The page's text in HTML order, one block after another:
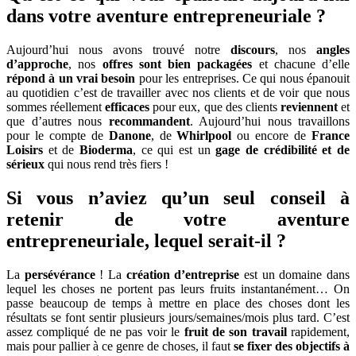
dans votre aventure entrepreneuriale ?
Aujourd’hui nous avons trouvé notre discours, nos angles
d’approche, nos offres sont bien packagées et chacune d’elle
répond à un vrai besoin pour les entreprises. Ce qui nous épanouit
au quotidien c’est de travailler avec nos clients et de voir que nous
sommes réellementefficaces pour eux, que des clients reviennentet
que d’autres nous recommandent. Aujourd’hui nous travaillons
pour le compte de Danone, deWhirlpool ou encore deFrance
Loisirs et de Bioderma, ce qui est ungage de crédibilité et de
sérieux qui nous rend très fiers !
Si vous n’aviez qu’un seul conseil à
retenir de votre aventure
entrepreneuriale, lequel serait-il ?
La persévérance! La création d’entreprise est un domaine dans
lequel les choses ne portent pas leurs fruits instantanément… On
passe beaucoup de temps à mettre en place des choses dont les
résultats se font sentir plusieurs jours/semaines/mois plus tard. C’est
assez compliqué de ne pas voir le fruit de son travailrapidement,
mais pour pallier à ce genre de choses, il faut se fixer des objectifs à